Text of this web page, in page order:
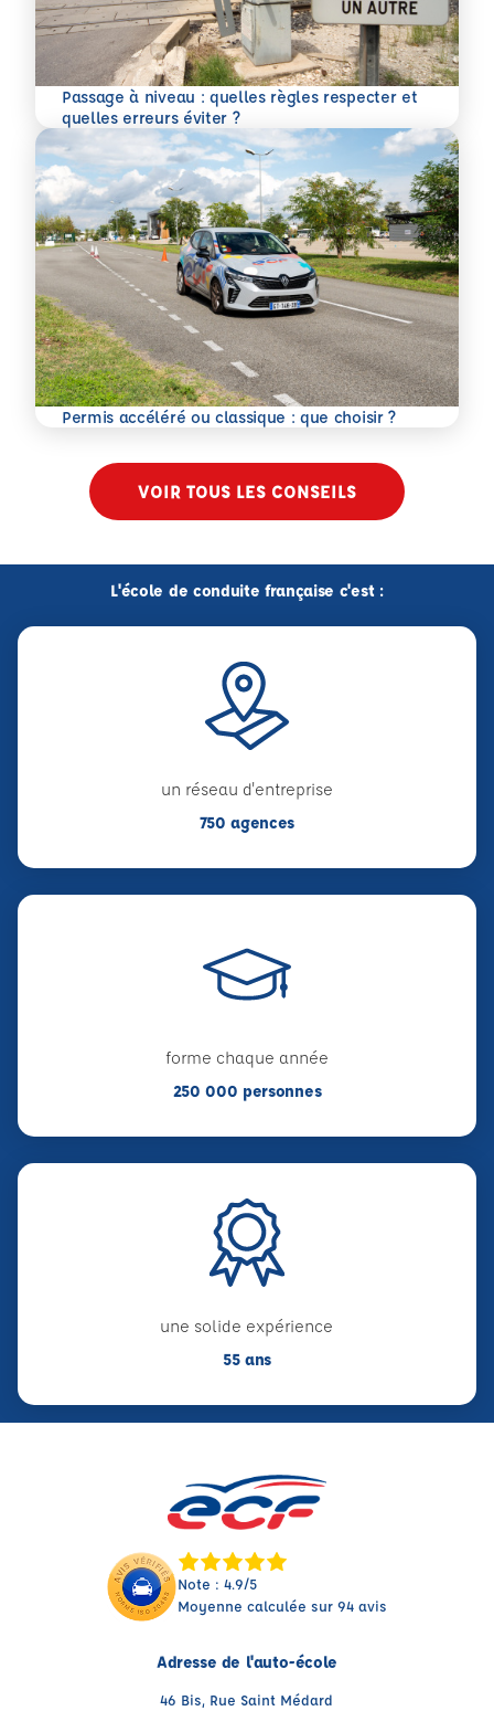
Passage à niveau : quelles règles respecter et
quelles erreurs éviter ?
En savoir plus
Permis accéléré ou classique : que choisir ?
En savoir plus
VOIR TOUS LES CONSEILS
L'école de conduite française c'est :
un réseau d'entreprise
750 agences
forme chaque année
250 000 personnes
une solide expérience
55 ans
Note : 4.9/5
Moyenne calculée sur 94 avis
Adresse de l'auto-école
46 Bis, Rue Saint Médard